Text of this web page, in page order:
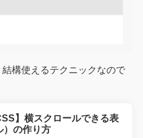
構使えるテクニックなので
】横スクロールできる表
）の作り方